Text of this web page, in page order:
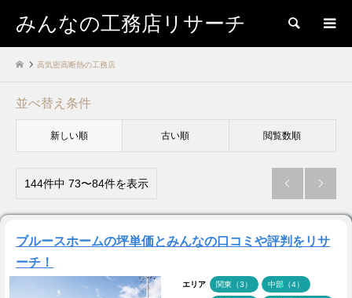
みんなの工務店リサーチ 検索
高気密高断熱の工務店
並べ替え条件
新しい順 古い順 閲覧数順
144件中 73〜84件を表示  
ブルースホームの坪単価とみんなの口コミや評判をリサ
ーチ！
エリア 関東（3） 中部（4）